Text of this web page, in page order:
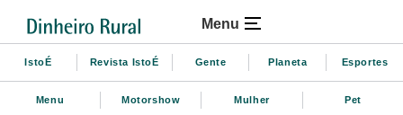
Menu
IstoÉ Revista IstoÉ Gente Planeta Esportes
Menu Motorshow Mulher Pet